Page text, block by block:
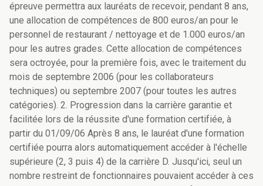
épreuve permettra aux lauréats de recevoir, pendant 8 ans,
une allocation de compétences de 800 euros/an pour le
personnel de restaurant / nettoyage et de 1.000 euros/an
pour les autres grades. Cette allocation de compétences
sera octroyée, pour la première fois, avec le traitement du
mois de septembre 2006 (pour les collaborateurs
techniques) ou septembre 2007 (pour toutes les autres
catégories). 2. Progression dans la carrière garantie et
facilitée lors de la réussite d'une formation certifiée, à
partir du 01/09/06 Après 8 ans, le lauréat d'une formation
certifiée pourra alors automatiquement accéder à l'échelle
supérieure (2, 3 puis 4) de la carrière D. Jusqu'ici, seul un
nombre restreint de fonctionnaires pouvaient accéder à ces